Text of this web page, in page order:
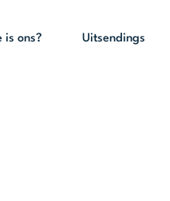
is ons? Uitsendings